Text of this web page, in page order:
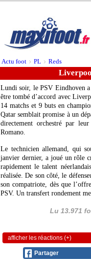
Actu foot > PL > Reds
Lundi soir, le PSV Eindhoven
être tombé d’accord avec
14 matchs et 9 buts en
Qatar semblait promise à un
directement orchestré par
Romano.
Le technicien allemand, qui
janvier dernier, a joué un rôle
rapidement le talent
réalisée. De son côté, le
son compatriote, dès que
PSV. Un transfert rondement
Lu 13.971
afficher les réactions (+)
Partager